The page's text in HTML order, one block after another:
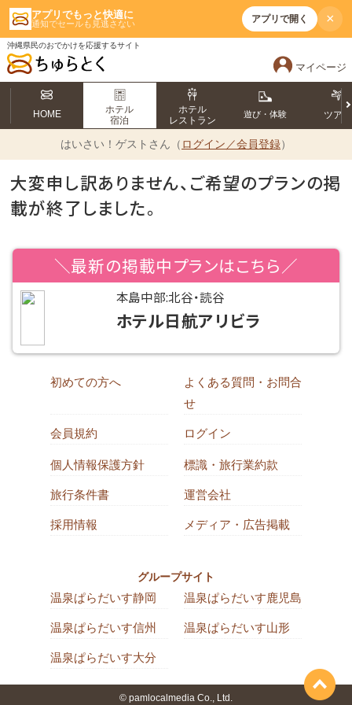
アプリでもっと快適に
通知でセールも見逃さない アプリで開く ×
沖縄県民のおでかけを応援するサイト
マイページ
HOME
ホテル
宿泊
ホテル
レストラン
遊び・体験 ツアー
はいさい！ ゲストさん（ ログイン／会員登録）
大変申し訳ありません、ご希望のプランの掲
載が終了しました。
＼最新の掲載中プランはこちら／
本島中部:北谷・読谷
ホテル日航アリビラ
初めての方へ
よくある質問・お問合
せ
会員規約 ログイン
個人情報保護方針 標識・旅行業約款
旅行条件書 運営会社
採用情報 メディア・広告掲載
グループサイト
温泉ぱらだいす静岡 温泉ぱらだいす鹿児島
温泉ぱらだいす信州 温泉ぱらだいす山形
温泉ぱらだいす大分
© pamlocalmedia Co., Ltd.